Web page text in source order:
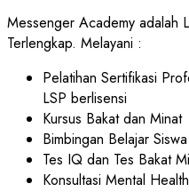
Messenger Academy adalah
Terlengkap. Melayani :
Pelatihan Sertifikasi
LSP berlisensi
Kursus Bakat dan Minat
Bimbingan Belajar
Tes IQ dan Tes Bakat
Konsultasi Mental